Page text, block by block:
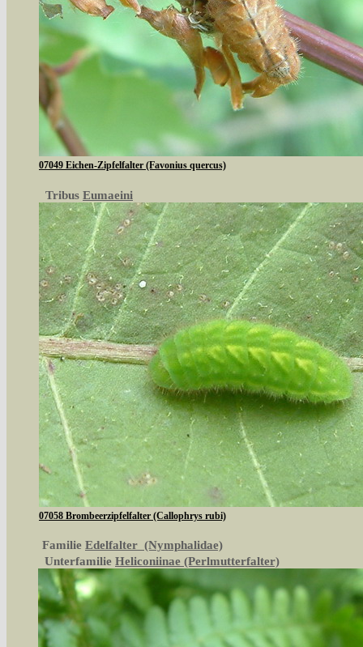
07049 Eichen-Zipfelfalter (Favonius quercus)
Tribus Eumaeini
07058 Brombeerzipfelfalter (Callophrys rubi)
Familie Edelfalter (Nymphalidae)
Unterfamilie Heliconiinae (Perlmutterfalter)